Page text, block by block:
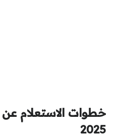
خطوات الاستعلام عن
2025